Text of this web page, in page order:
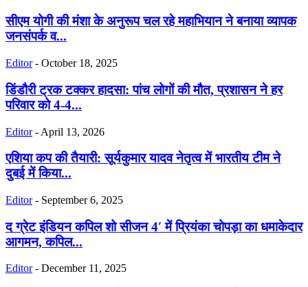
सीएम योगी की मंशा के अनुरूप चल रहे महाभियान ने बनाया व्यापक
जनसंपर्क व...
Editor - October 18, 2025
डिंडौरी ट्रक टक्कर हादसा: पांच लोगों की मौत, प्रशासन ने हर
परिवार को 4-4...
Editor - April 13, 2026
एशिया कप की तैयारी: सूर्यकुमार यादव नेतृत्व में भारतीय टीम ने
दुबई में किया...
Editor - September 6, 2025
द ग्रेट इंडियन कपिल शो सीजन 4′ में प्रियंका चोपड़ा का धमाकेदार
आगमन, कपिल...
Editor - December 11, 2025